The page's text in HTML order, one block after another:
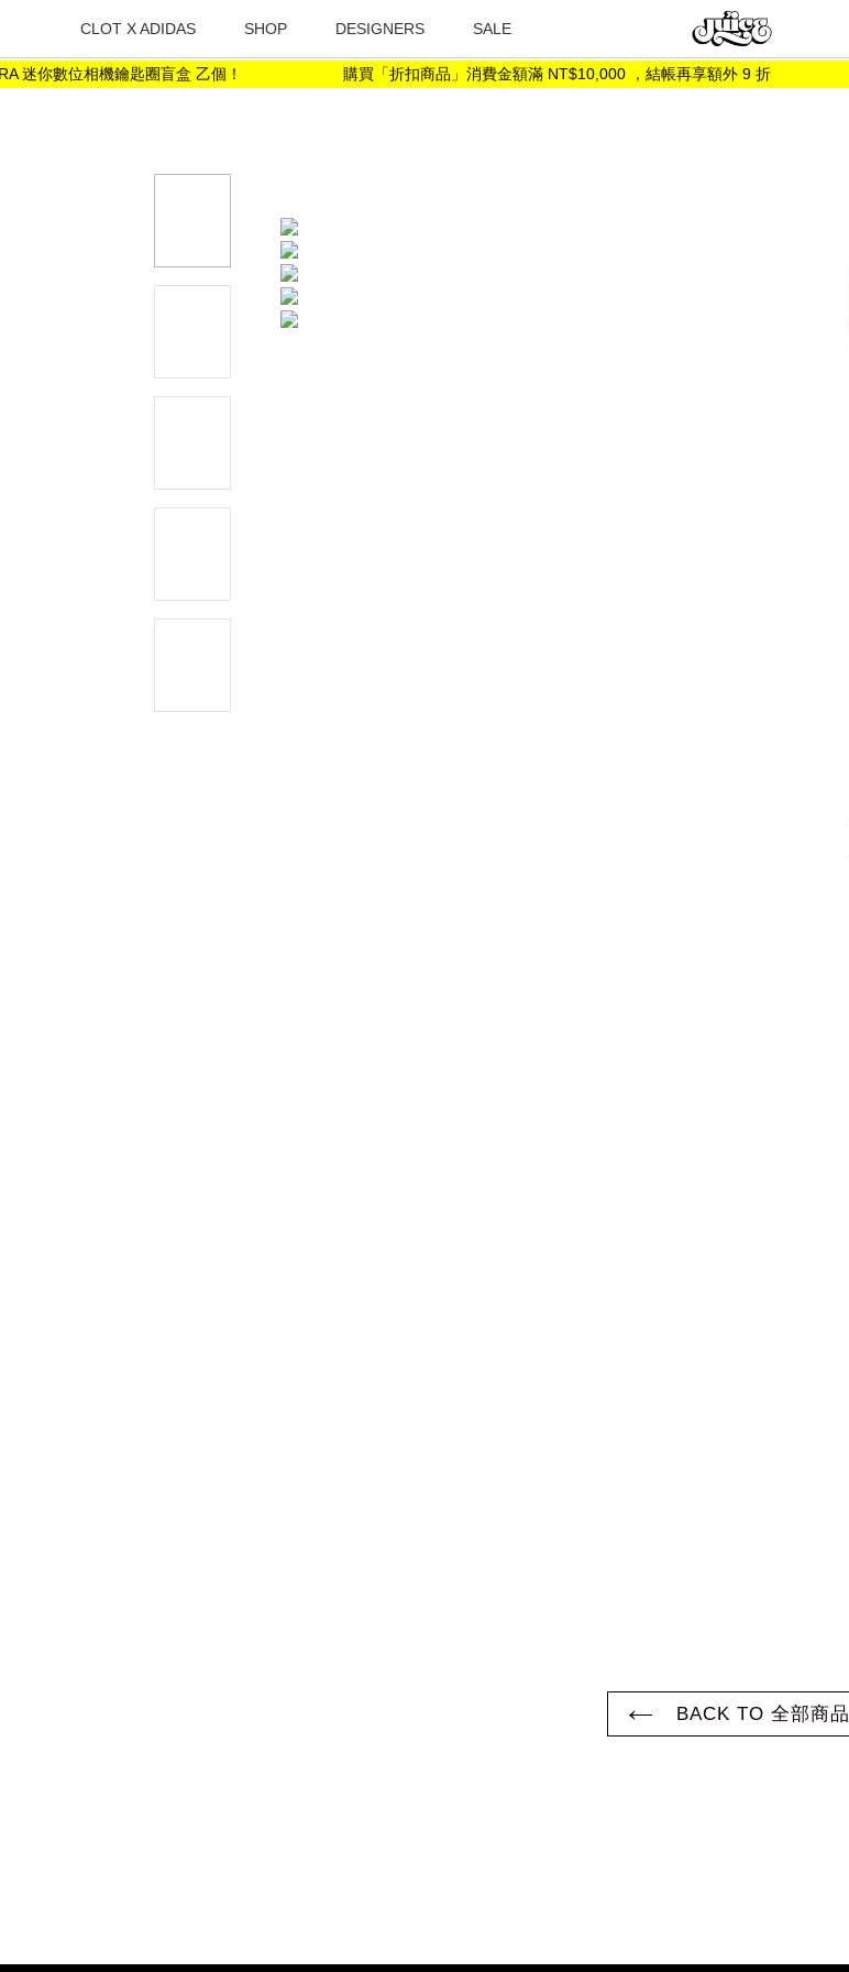
數位相機鑰匙圈盲盒 乙個！ 購買「折扣商品」消費金額滿 NT$10,000 ，結帳再享額外 9 折
CLOT X ADIDAS SHOP DESIGNERS SALE
BACK TO 全部商品